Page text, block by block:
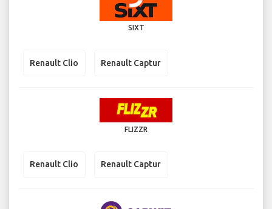
SIXT
Renault Clio Renault Captur
FLIZZR
Renault Clio Renault Captur